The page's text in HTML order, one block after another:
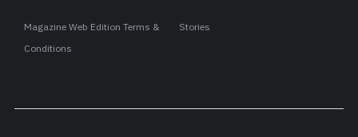
Magazine Web Edition Terms &
Conditions
Stories